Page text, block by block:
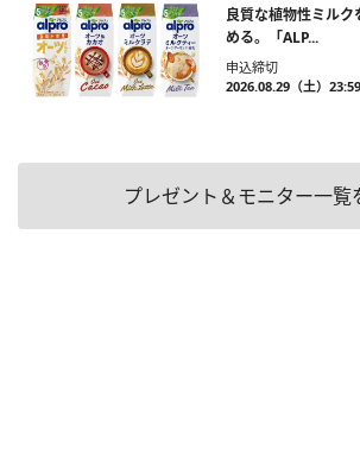
良質な植物性ミル
める。「ALP...
申込締切
2026.08.29（土）
プレゼント＆モニター一覧